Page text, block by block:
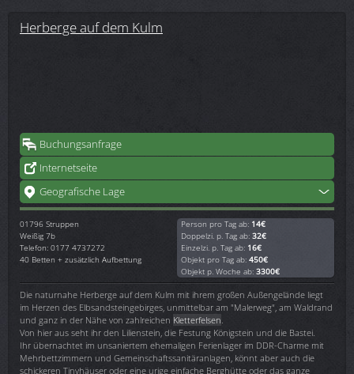
Herberge auf dem Kulm
Buchungsanfrage
Internetseite
Geografische Lage
01796 Struppen
Weißig 7b
Telefon: 0177 4737272
40 Betten + zusätzlich Aufbettung
Person pro Tag ab: 14€
Doppelzi. p. Tag ab: 32€
Einzelzi. p. Tag ab: 16€
Objekt pro Tag ab: 450€
Objekt p. Woche ab: 3300€
Die naturnahe Herberge auf dem Kulm mit ihrem großen Außengelände liegt
im Herzen des Elbsandsteingebirges, unmittelbar am "Malerweg", am Waldrand
und ganz in der Nähe von zahlreichen Kletterfelsen
Von hier aus seht ihr den Lilienstein, die Festung Königstein und die Bastei.
Ihr übernachtet im unsaniertem ehemaligen Ferienlager im DDR-Charme mit
Mehrbettzimmern und Gemeinschaftssanitäranlagen, könnt aber auch die
schickeren Tinyhäuser oder eine urige einfache Berghütte oder das ganze